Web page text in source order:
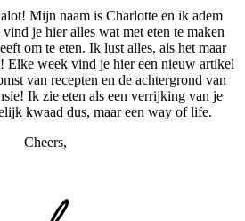
Mijn naam is Charlotte en ik adem
je hier alles wat met eten te maken
om te eten. Ik lust alles, als het maar
Elke week vind je hier een nieuw artikel
van recepten en de achtergrond van
Ik zie eten als een verrijking van je
kwaad dus, maar een way of life.
Cheers,